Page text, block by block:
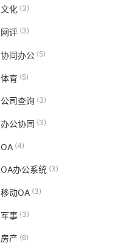
文化 (3)
网评(3)
协同办公(5)
体育(5)
公司查询(3)
办公协同 (3)
OA (4)
OA办公系统(3)
移动OA (3)
军事 (3)
房产 (6)